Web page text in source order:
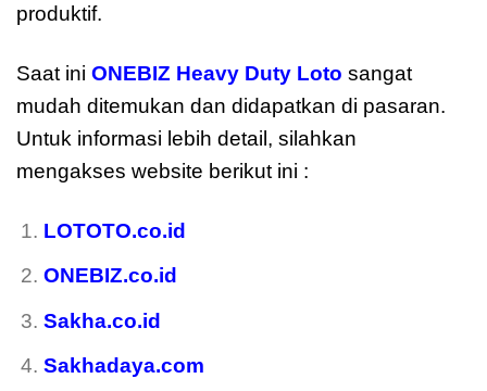
produktif.
Saat ini ONEBIZ Heavy Duty Loto sangat
mudah ditemukan dan didapatkan di pasaran.
Untuk informasi lebih detail, silahkan
mengakses website berikut ini :
LOTOTO.co.id
ONEBIZ.co.id
Sakha.co.id
Sakhadaya.com